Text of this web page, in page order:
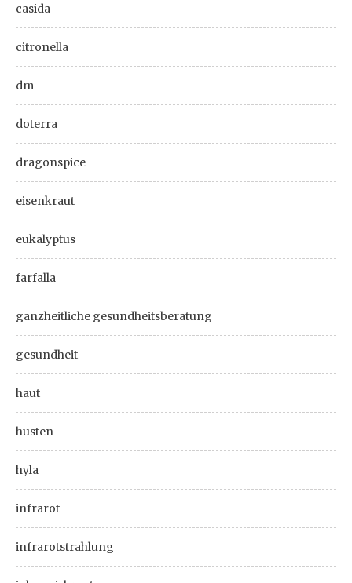
casida
citronella
dm
doterra
dragonspice
eisenkraut
eukalyptus
farfalla
ganzheitliche gesundheitsberatung
gesundheit
haut
husten
hyla
infrarot
infrarotstrahlung